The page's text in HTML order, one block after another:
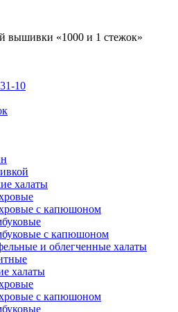
вышивки «1000 и 1 стежок»
10
халаты
с капюшоном
с капюшоном
и облегченные халаты
халаты
с капюшоном